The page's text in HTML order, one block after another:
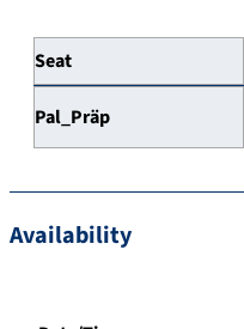
Seat
Pal_Präp
Availability